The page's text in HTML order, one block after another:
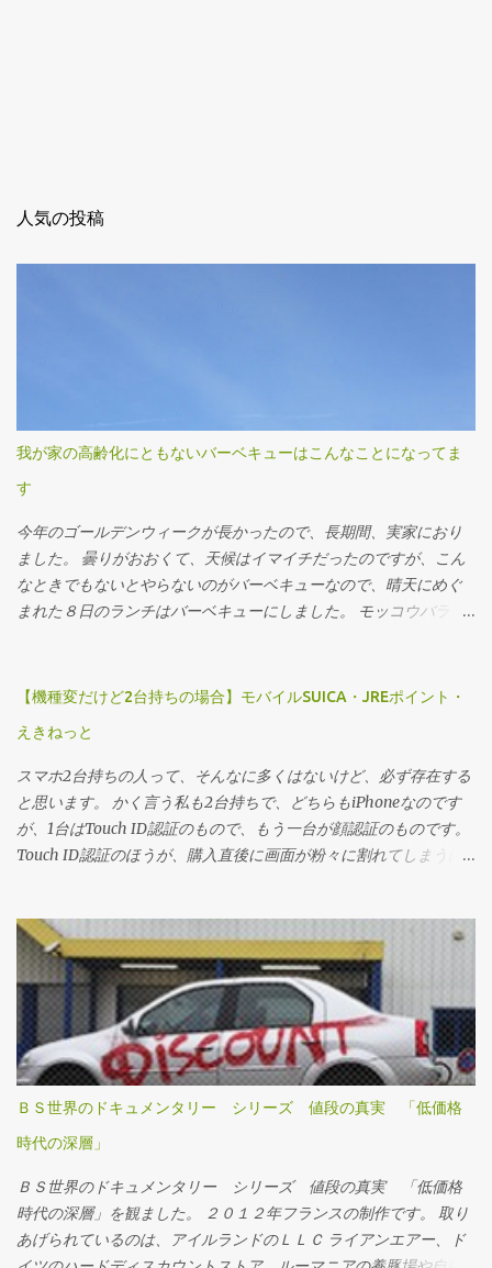
人気の投稿
我が家の高齢化にともないバーベキューはこんなことになってま
す
今年のゴールデンウィークが長かったので、長期間、実家におり
ました。 曇りがおおくて、天候はイマイチだったのですが、こん
なときでもないとやらないのがバーベキューなので、晴天にめぐ
まれた８日のランチはバーベキューにしました。 モッコウバラ 最
【機種変だけど2台持ちの場合】モバイルSUICA・JREポイント・
えきねっと
スマホ2台持ちの人って、そんなに多くはないけど、必ず存在する
と思います。 かく言う私も2台持ちで、どちらもiPhoneなのです
が、1台はTouch ID認証のもので、もう一台が顔認証のものです。
Touch ID認証のほうが、購入直後に画面が粉々に割れてしまうほ
SUICAをインストールしていたこともあり、JR系のアプリはすべて
Touch ID認証のほうにまとめておりました。 しかし・・・、
Touch ID認証がぜんぜん機能的にダメになったので、顔認証の
iPhoneにモバイルSUICA・JREポイント・えきねっとアプリをイン
ストールすることにしました。 その顛末をまとめておきます。
ＢＳ世界のドキュメンタリー シリーズ 値段の真実 「低価格
時代の深層」
ＢＳ世界のドキュメンタリー シリーズ 値段の真実 「低価格
時代の深層」を観ました。 ２０１２年フランスの制作です。 取り
あげられているのは、アイルランドのＬＬＣ ライアンエアー、ド